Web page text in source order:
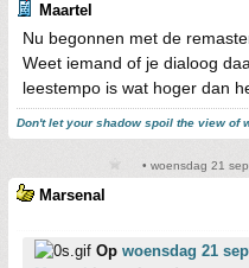
Maartel
Nu begonnen met de
Weet iemand of je dialoog
leestempo is wat hoger dan
Don't let your shadow spoil the view of
• woensdag 21
Marsenal
Op woensdag 21